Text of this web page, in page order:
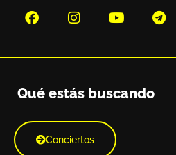
Qué estás buscando
Conciertos